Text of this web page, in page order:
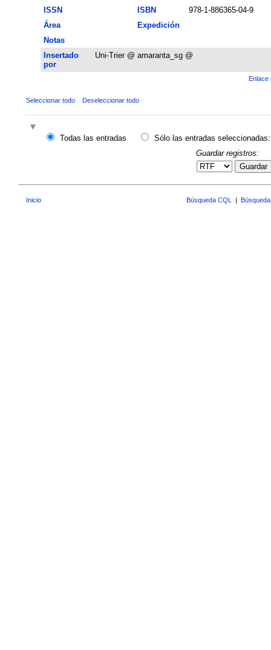
ISSN
ISBN
978-1-886365-04-9
Área
Expedición
Notas
Insertado
por
Uni-Trier @ amaranta_sg @
Enlace
Seleccionar todo Deseleccionar todo
Todas las entradas
Sólo las entradas seleccionadas:
Guardar registros:
Guardar
Inicio Búsqueda CQL